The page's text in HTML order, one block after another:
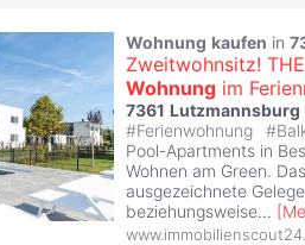
Wohnung kaufen in
Zweitwohnsitz!
Wohnung im
7361 Lutzmannsburg
#Ferienwohnung #
Pool-Apartments in
Wohnen am Green.
ausgezeichnete
beziehungsweise... [